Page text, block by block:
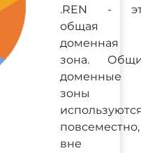
.REN -
общая
доменная
зона.
доменные
зоны
повсеместно,
вне